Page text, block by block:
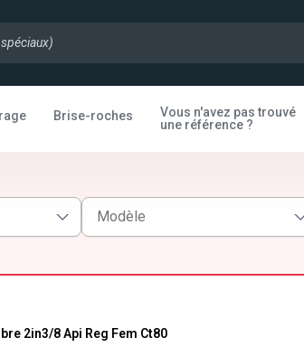
Brise-roches
Vous n'avez pas trouvé
une référence ?
2in3/8 Api Reg Fem Ct80